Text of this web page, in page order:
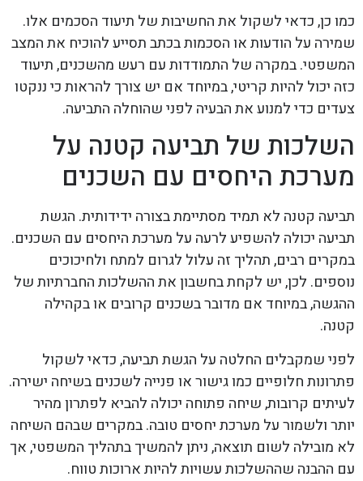
כמו כן, כדאי לשקול את החשיבות של תיעוד הסכמים אלו.
שמירה על הודעות או הסכמות בכתב תסייע להוכיח את המצב
המשפטי. במקרה של התמודדות עם רעש מהשכנים, תיעוד
כזה יכול להיות קריטי, במיוחד אם יש צורך להראות כי ננקטו
צעדים כדי למנוע את הבעיה לפני שהוחלה התביעה.
השלכות של תביעה קטנה על
מערכת היחסים עם השכנים
תביעה קטנה לא תמיד מסתיימת בצורה ידידותית. הגשת
תביעה יכולה להשפיע לרעה על מערכת היחסים עם השכנים.
במקרים רבים, תהליך זה עלול לגרום למתח ולחיכוכים
נוספים. לכן, יש לקחת בחשבון את ההשלכות החברתיות של
ההגשה, במיוחד אם מדובר בשכנים קרובים או בקהילה
קטנה.
לפני שמקבלים החלטה על הגשת תביעה, כדאי לשקול
פתרונות חלופיים כמו גישור או פנייה לשכנים בשיחה ישירה.
לעיתים קרובות, שיחה פתוחה יכולה להביא לפתרון מהיר
יותר ולשמור על מערכת יחסים טובה. במקרים שבהם השיחה
לא מובילה לשום תוצאה, ניתן להמשיך בתהליך המשפטי, אך
עם ההבנה שההשלכות עשויות להיות ארוכות טווח.